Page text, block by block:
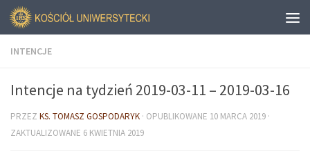
INTENCJE
Intencje na tydzień 2019-03-11 – 2019-03-16
PRZEZ KS. TOMASZ GOSPODARYK · OPUBLIKOWANE 10 MARCA 2019 ·
ZAKTUALIZOWANE 6 KWIETNIA 2019